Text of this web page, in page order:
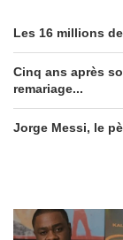
Les 16 millions
Cinq ans après
remariage...
Jorge Messi, le